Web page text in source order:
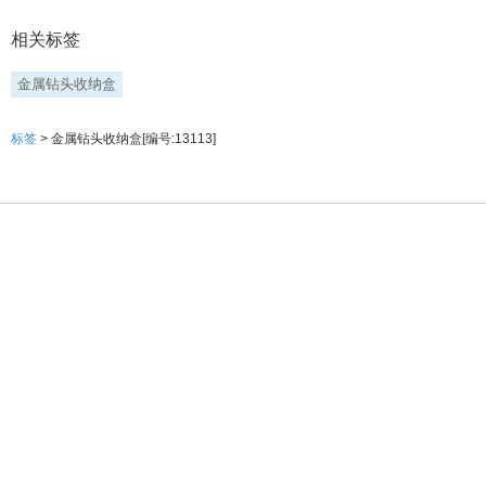
相关标签
金属钻头收纳盒
标签 > 金属钻头收纳盒[编号:13113]